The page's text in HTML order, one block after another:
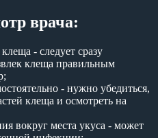
врача:
- следует сразу
клеща правильным
- нужно убедиться,
клеща и осмотреть на
вокруг места укуса - может